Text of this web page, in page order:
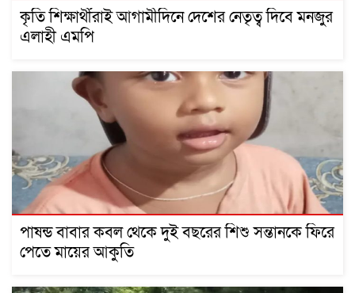
কৃতি শিক্ষার্থীরাই আগামীদিনে দেশের নেতৃত্ব দিবে মনজুর
এলাহী এমপি
পাষন্ড বাবার কবল থেকে দুই বছরের শিশু সন্তানকে ফিরে
পেতে মায়ের আকুতি